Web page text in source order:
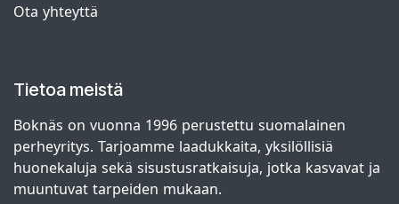
Ota yhteyttä
Tietoa meistä
Boknäs on vuonna 1996 perustettu suomalainen
perheyritys. Tarjoamme laadukkaita, yksilöllisiä
huonekaluja sekä sisustusratkaisuja, jotka kasvavat ja
muuntuvat tarpeiden mukaan.